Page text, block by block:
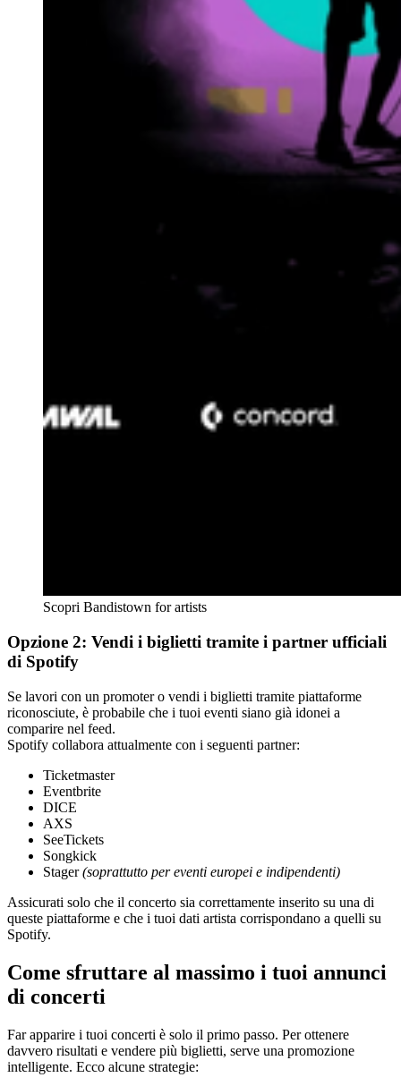
Scopri Bandistown for artists
Opzione 2: Vendi i biglietti tramite i partner ufficiali
di Spotify
Se lavori con un promoter o vendi i biglietti tramite piattaforme
riconosciute, è probabile che i tuoi eventi siano già idonei a
comparire nel feed.
Spotify collabora attualmente con i seguenti partner:
Ticketmaster
Eventbrite
DICE
AXS
SeeTickets
Songkick
Stager(soprattutto per eventi europei e indipendenti)
Assicurati solo che il concerto sia correttamente inserito su una di
queste piattaforme e che i tuoi dati artista corrispondano a quelli su
Spotify.
Come sfruttare al massimo i tuoi annunci
di concerti
Far apparire i tuoi concerti è solo il primo passo. Per ottenere
davvero risultati e vendere più biglietti, serve una promozione
intelligente. Ecco alcune strategie: